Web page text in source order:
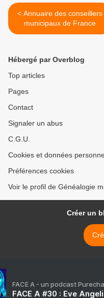
< Annuaire des conseillers
municipaux de France
Hébergé par Overblog
Top articles
Pages
Contact
Signaler un abus
C.G.U.
Cookies et données
Préférences cookies
Voir le profil de Généalogie
Créer un
FACE A - un podcast
FACE A #30 : Eve